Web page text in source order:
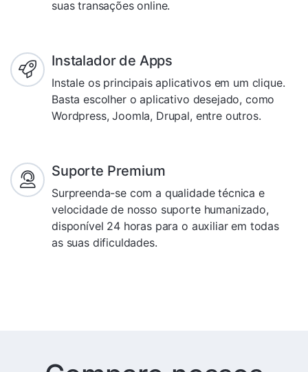
suas transações online.
Instalador de Apps
Instale os principais aplicativos em um clique.
Basta escolher o aplicativo desejado, como
Wordpress, Joomla, Drupal, entre outros.
Suporte Premium
Surpreenda-se com a qualidade técnica e
velocidade de nosso suporte humanizado,
disponível 24 horas para o auxiliar em todas
as suas dificuldades.